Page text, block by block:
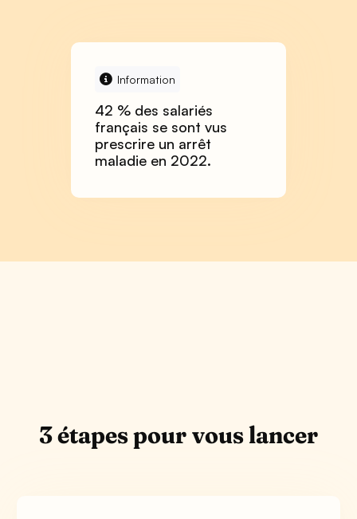
Information
42 % des salariés
français se sont vus
prescrire un arrêt
maladie en 2022.
3 étapes pour vous lancer